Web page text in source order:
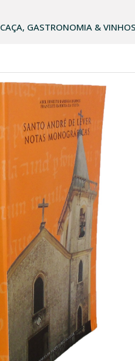
CAÇA, GASTRONOMIA & VINHOS